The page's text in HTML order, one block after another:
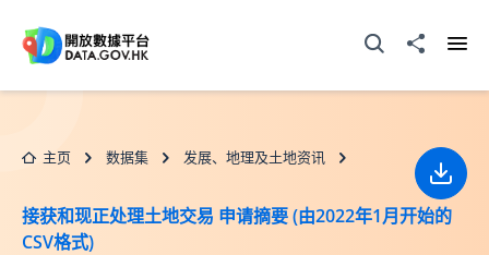
打开搜寻器分享至
主页 数据集 发展、地理及土地资讯
接获和现正处理土地交易 申请摘要 (由2022年1月开始的
CSV格式)
下载